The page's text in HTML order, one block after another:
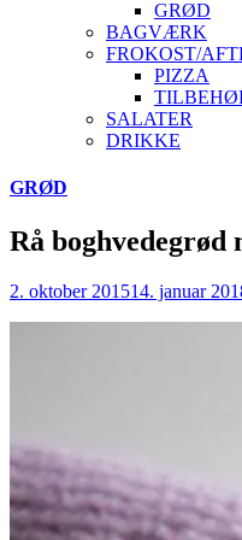
GRØD
BAGVÆRK
FROKOST/
PIZZA
SALATER
DRIKKE
Skip
content
GRØD
Rå boghvedegrød
2. oktober 201514. januar